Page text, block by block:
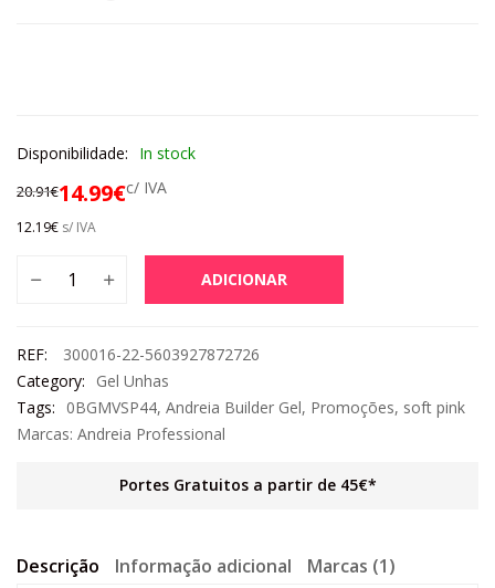
Disponibilidade: In stock
20.91€14.99€c/ IVA
12.19€ s/ IVA
ADICIONAR
REF:
300016-22-5603927872726
Category:
Gel Unhas
Tags:
0BGMVSP44, Andreia Builder Gel, Promoções, soft pink
Marcas: Andreia Professional
Portes Gratuitos a partir de 45€*
Descrição Informação adicional Marcas (1)